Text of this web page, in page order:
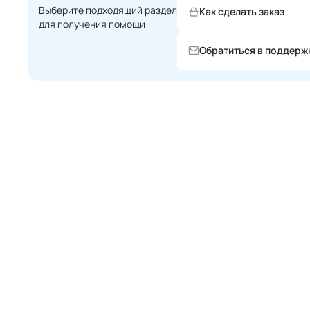
Выберите подходящий раздел
для получения помощи
Как сделать заказ
Обратиться в